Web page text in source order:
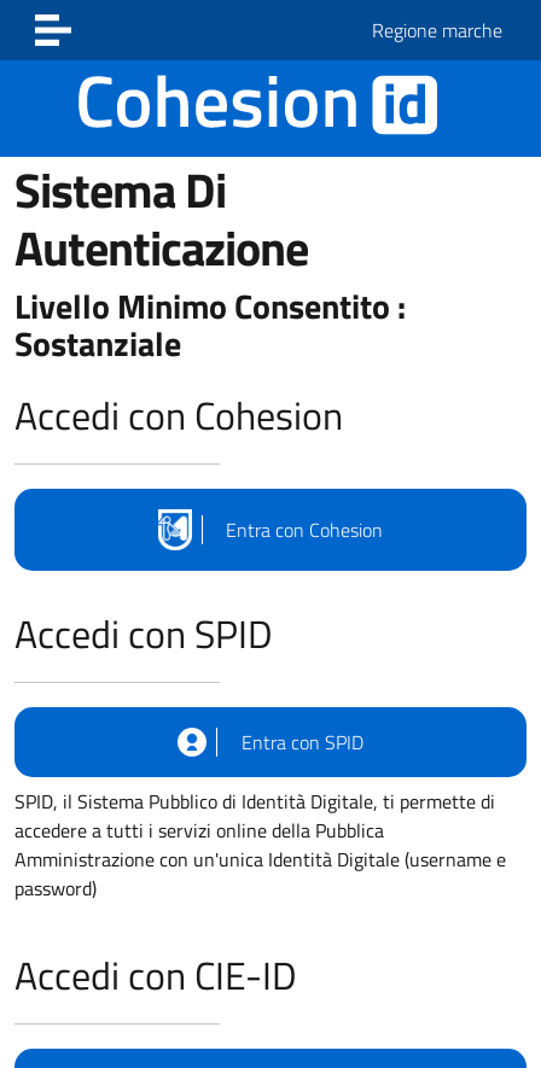
Vai ai contenuti
Vai al footer
Regione marche
Sistema Di
Autenticazione
Livello Minimo Consentito :
Sostanziale
Accedi con Cohesion
Entra con Cohesion
Accedi con SPID
Entra con SPID
SPID, il Sistema Pubblico di Identità Digitale, ti permette di
accedere a tutti i servizi online della Pubblica
Amministrazione con un'unica Identità Digitale (username e
password)
Accedi con CIE-ID